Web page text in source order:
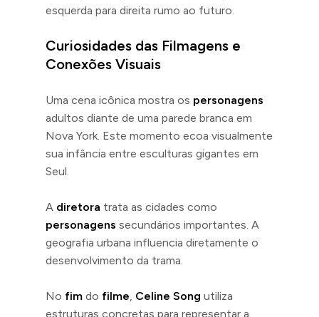
esquerda para direita rumo ao futuro.
Curiosidades das Filmagens e
Conexões Visuais
Uma cena icônica mostra os personagens
adultos diante de uma parede branca em
Nova York. Este momento ecoa visualmente
sua infância entre esculturas gigantes em
Seul.
A diretora trata as cidades como
personagens secundários importantes. A
geografia urbana influencia diretamente o
desenvolvimento da trama.
No fim do filme, Celine Song utiliza
estruturas concretas para representar a